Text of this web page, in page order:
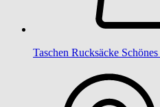
Taschen Rucksäcke Schönes